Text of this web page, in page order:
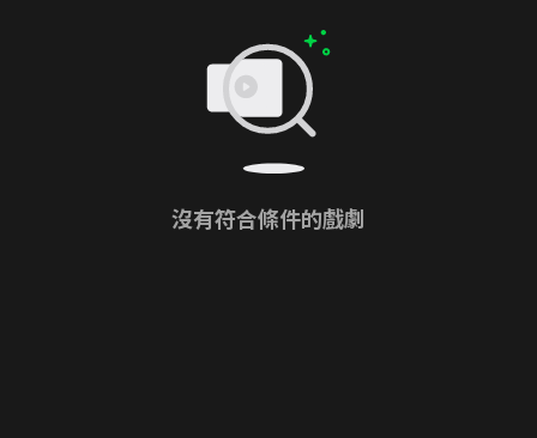
沒有符合條件的戲劇